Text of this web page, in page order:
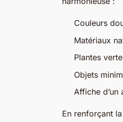
Couleurs
Matériaux
Plantes
Objets
Affiche
En renforçant